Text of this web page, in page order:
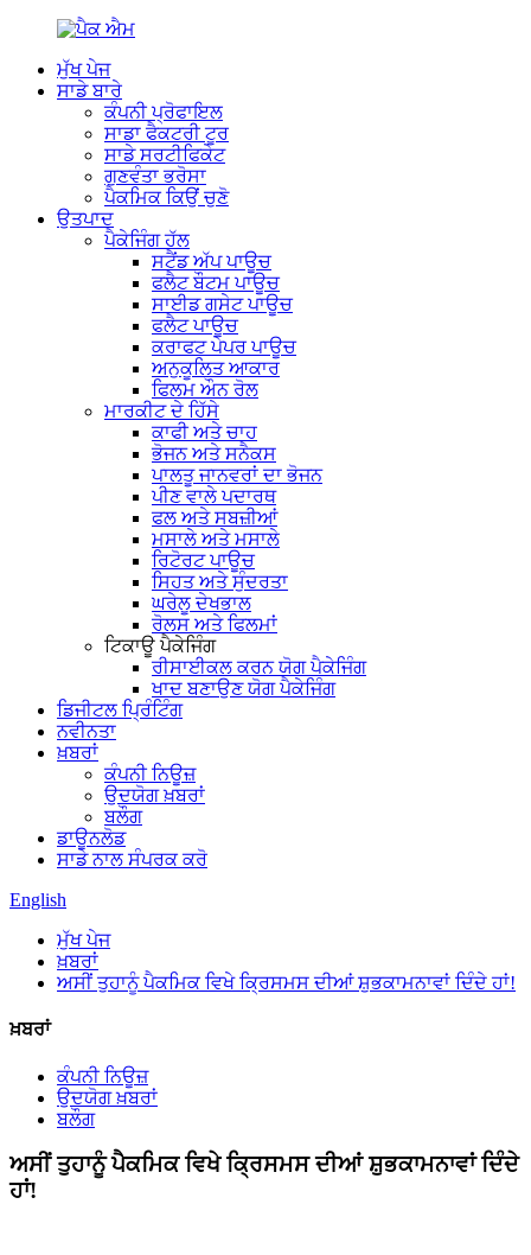
ਮੁੱਖ ਪੇਜ
ਸਾਡੇ ਬਾਰੇ
ਕੰਪਨੀ ਪ੍ਰੋਫਾਇਲ
ਸਾਡਾ ਫੈਕਟਰੀ ਟੂਰ
ਸਾਡੇ ਸਰਟੀਫਿਕੇਟ
ਗੁਣਵੰਤਾ ਭਰੋਸਾ
ਪੈਕਮਿਕ ਕਿਉਂ ਚੁਣੋ
ਉਤਪਾਦ
ਪੈਕੇਜਿੰਗ ਹੱਲ
ਸਟੈਂਡ ਅੱਪ ਪਾਊਚ
ਫਲੈਟ ਬੌਟਮ ਪਾਊਚ
ਸਾਈਡ ਗਸੇਟ ਪਾਊਚ
ਫਲੈਟ ਪਾਊਚ
ਕਰਾਫਟ ਪੇਪਰ ਪਾਊਚ
ਅਨੁਕੂਲਿਤ ਆਕਾਰ
ਫਿਲਮ ਔਨ ਰੋਲ
ਮਾਰਕੀਟ ਦੇ ਹਿੱਸੇ
ਕਾਫੀ ਅਤੇ ਚਾਹ
ਭੋਜਨ ਅਤੇ ਸਨੈਕਸ
ਪਾਲਤੂ ਜਾਨਵਰਾਂ ਦਾ ਭੋਜਨ
ਪੀਣ ਵਾਲੇ ਪਦਾਰਥ
ਫਲ ਅਤੇ ਸਬਜ਼ੀਆਂ
ਮਸਾਲੇ ਅਤੇ ਮਸਾਲੇ
ਰਿਟੋਰਟ ਪਾਊਚ
ਸਿਹਤ ਅਤੇ ਸੁੰਦਰਤਾ
ਘਰੇਲੂ ਦੇਖਭਾਲ
ਰੋਲਸ ਅਤੇ ਫਿਲਮਾਂ
ਟਿਕਾਊ ਪੈਕੇਜਿੰਗ
ਰੀਸਾਈਕਲ ਕਰਨ ਯੋਗ ਪੈਕੇਜਿੰਗ
ਖਾਦ ਬਣਾਉਣ ਯੋਗ ਪੈਕੇਜਿੰਗ
ਡਿਜੀਟਲ ਪ੍ਰਿੰਟਿੰਗ
ਨਵੀਨਤਾ
ਖ਼ਬਰਾਂ
ਕੰਪਨੀ ਨਿਊਜ਼
ਉਦਯੋਗ ਖ਼ਬਰਾਂ
ਬਲੌਗ
ਡਾਊਨਲੋਡ
ਸਾਡੇ ਨਾਲ ਸੰਪਰਕ ਕਰੋ
English
ਮੁੱਖ ਪੇਜ
ਖ਼ਬਰਾਂ
ਅਸੀਂ ਤੁਹਾਨੂੰ ਪੈਕਮਿਕ ਵਿਖੇ ਕ੍ਰਿਸਮਸ ਦੀਆਂ ਸ਼ੁਭਕਾਮਨਾਵਾਂ ਦਿੰਦੇ ਹਾਂ!
ਖ਼ਬਰਾਂ
ਕੰਪਨੀ ਨਿਊਜ਼
ਉਦਯੋਗ ਖ਼ਬਰਾਂ
ਬਲੌਗ
ਅਸੀਂ ਤੁਹਾਨੂੰ ਪੈਕਮਿਕ ਵਿਖੇ ਕ੍ਰਿਸਮਸ ਦੀਆਂ ਸ਼ੁਭਕਾਮਨਾਵਾਂ ਦਿੰਦੇ
ਹਾਂ!